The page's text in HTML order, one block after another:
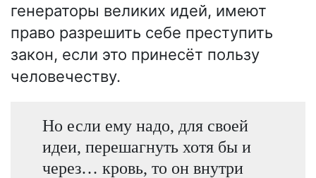
генераторы великих идей, имеют
право разрешить себе преступить
закон, если это принесёт пользу
человечеству.
Но если ему надо, для своей
идеи, перешагнуть хотя бы и
через… кровь, то он внутри